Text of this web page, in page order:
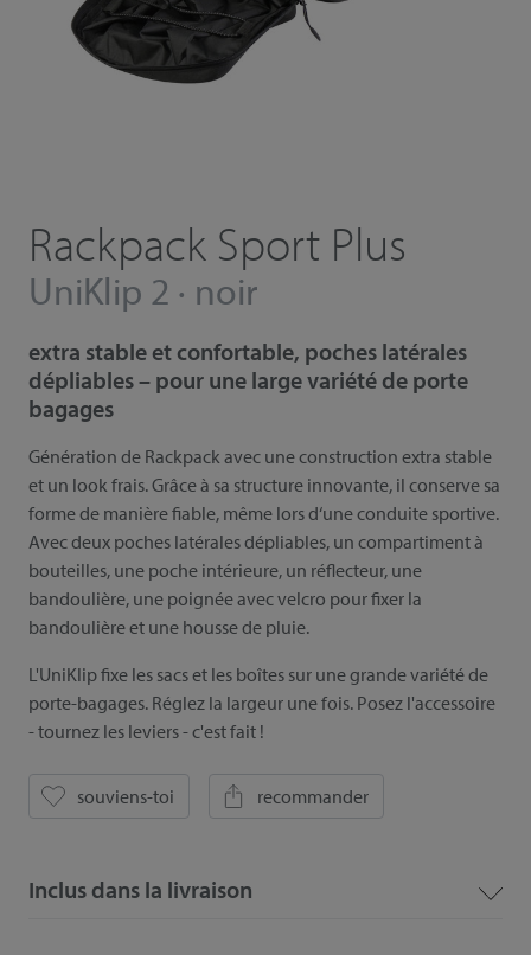
Rackpack Sport Plus
UniKlip 2 · noir
extra stable et confortable, poches latérales
dépliables – pour une large variété de porte
bagages
Génération de Rackpack avec une construction extra stable
et un look frais. Grâce à sa structure innovante, il conserve sa
forme de manière fiable, même lors d‘une conduite sportive.
Avec deux poches latérales dépliables, un compartiment à
bouteilles, une poche intérieure, un réflecteur, une
bandoulière, une poignée avec velcro pour fixer la
bandoulière et une housse de pluie.
L'UniKlip fixe les sacs et les boîtes sur une grande variété de
porte-bagages. Réglez la largeur une fois. Posez l'accessoire
- tournez les leviers - c'est fait !
souviens-toi recommander
Inclus dans la livraison